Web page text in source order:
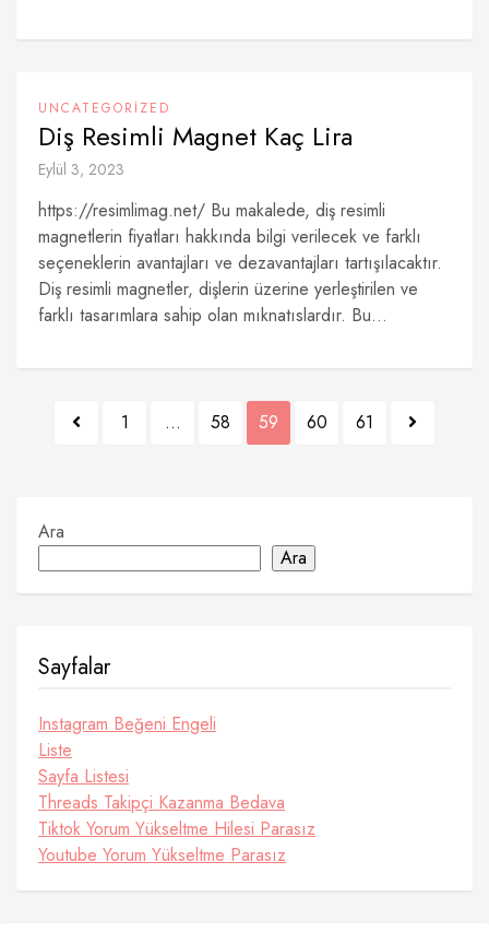
UNCATEGORIZED
Diş Resimli Magnet Kaç Lira
Eylül 3, 2023
https://resimlimag.net/ Bu makalede, diş resimli
magnetlerin fiyatları hakkında bilgi verilecek ve farklı
seçeneklerin avantajları ve dezavantajları tartışılacaktır.
Diş resimli magnetler, dişlerin üzerine yerleştirilen ve
farklı tasarımlara sahip olan mıknatıslardır. Bu...
1 … 58 59 60 61
Ara
Ara
Sayfalar
Instagram Beğeni Engeli
Liste
Sayfa Listesi
Threads Takipçi Kazanma Bedava
Tiktok Yorum Yükseltme Hilesi Parasız
Youtube Yorum Yükseltme Parasız